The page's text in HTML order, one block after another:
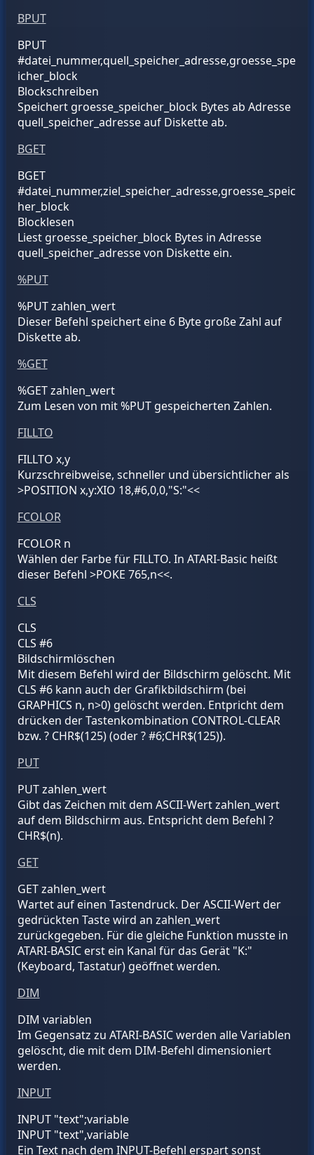
BPUT
BPUT
#datei_nummer,quell_speicher_adresse,groesse_spe
icher_block
Blockschreiben
Speichert groesse_speicher_blockBytes ab Adresse
quell_speicher_adresseauf Diskette ab.
BGET
BGET
#datei_nummer,ziel_speicher_adresse,groesse_speic
her_block
Blocklesen
Liest groesse_speicher_blockBytes in Adresse
quell_speicher_adressevon Diskette ein.
%PUT
%PUTzahlen_wert
Dieser Befehl speichert eine 6 Byte große Zahl auf
Diskette ab.
%GET
%GETzahlen_wert
Zum Lesen von mit %PUT gespeicherten Zahlen.
FILLTO
FILLTO x,y
Kurzschreibweise, schneller und übersichtlicher als
>POSITION x,y:XIO 18,#6,0,0,"S:"<<
FCOLOR
FCOLOR n
Wählen der Farbe für FILLTO. In ATARI-Basic heißt
dieser Befehl >POKE 765,n<<.
CLS
CLS
CLS #6
Bildschirmlöschen
Mit diesem Befehl wird der Bildschirm gelöscht. Mit
CLS #6 kann auch der Grafikbildschirm (bei
GRAPHICS n, n>0) gelöscht werden. Entpricht dem
drücken der Tastenkombination CONTROL-CLEAR
bzw. ? CHR$(125) (oder ? #6;CHR$(125)).
PUT
PUTzahlen_wert
Gibt das Zeichen mit dem ASCII-Wertzahlen_wert
auf dem Bildschirm aus. Entspricht dem Befehl ?
CHR$(n).
GET
GETzahlen_wert
Wartet auf einen Tastendruck. Der ASCII-Wert der
gedrückten Taste wird an zahlen_wert
zurückgegeben. Für die gleiche Funktion musste in
ATARI-BASIC erst ein Kanal für das Gerät "K:"
(Keyboard, Tastatur) geöffnet werden.
DIM
DIM variablen
Im Gegensatz zu ATARI-BASIC werden alle Variablen
gelöscht, die mit dem DIM-Befehl dimensioniert
werden.
INPUT
INPUT "text";variable
INPUT "text",variable
Ein Text nach dem INPUT-Befehl erspart sonst